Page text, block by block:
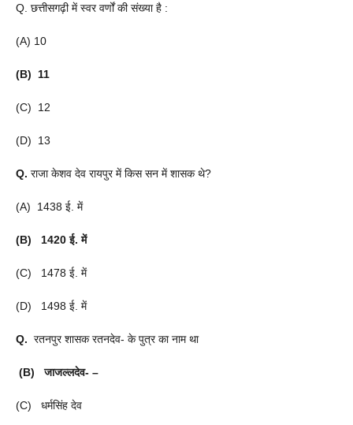
Q. छत्तीसगढ़ी में स्वर वर्णों की संख्या है :
(A) 10
(B) 11
(C) 12
(D) 13
Q. राजा केशव देव रायपुर में किस सन में शासक थे?
(A) 1438 ई. में
(B) 1420 ई. में
(C) 1478 ई. में
(D) 1498 ई. में
Q. रतनपुर शासक रतनदेव- के पुत्र का नाम था
(B) जाजल्लदेव- –
(C) धर्मसिंह देव